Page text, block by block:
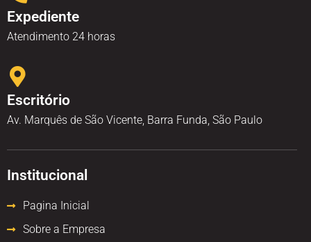
Expediente
Atendimento 24 horas
Escritório
Av. Marquês de São Vicente, Barra Funda, São Paulo
Institucional
Pagina Inicial
Sobre a Empresa